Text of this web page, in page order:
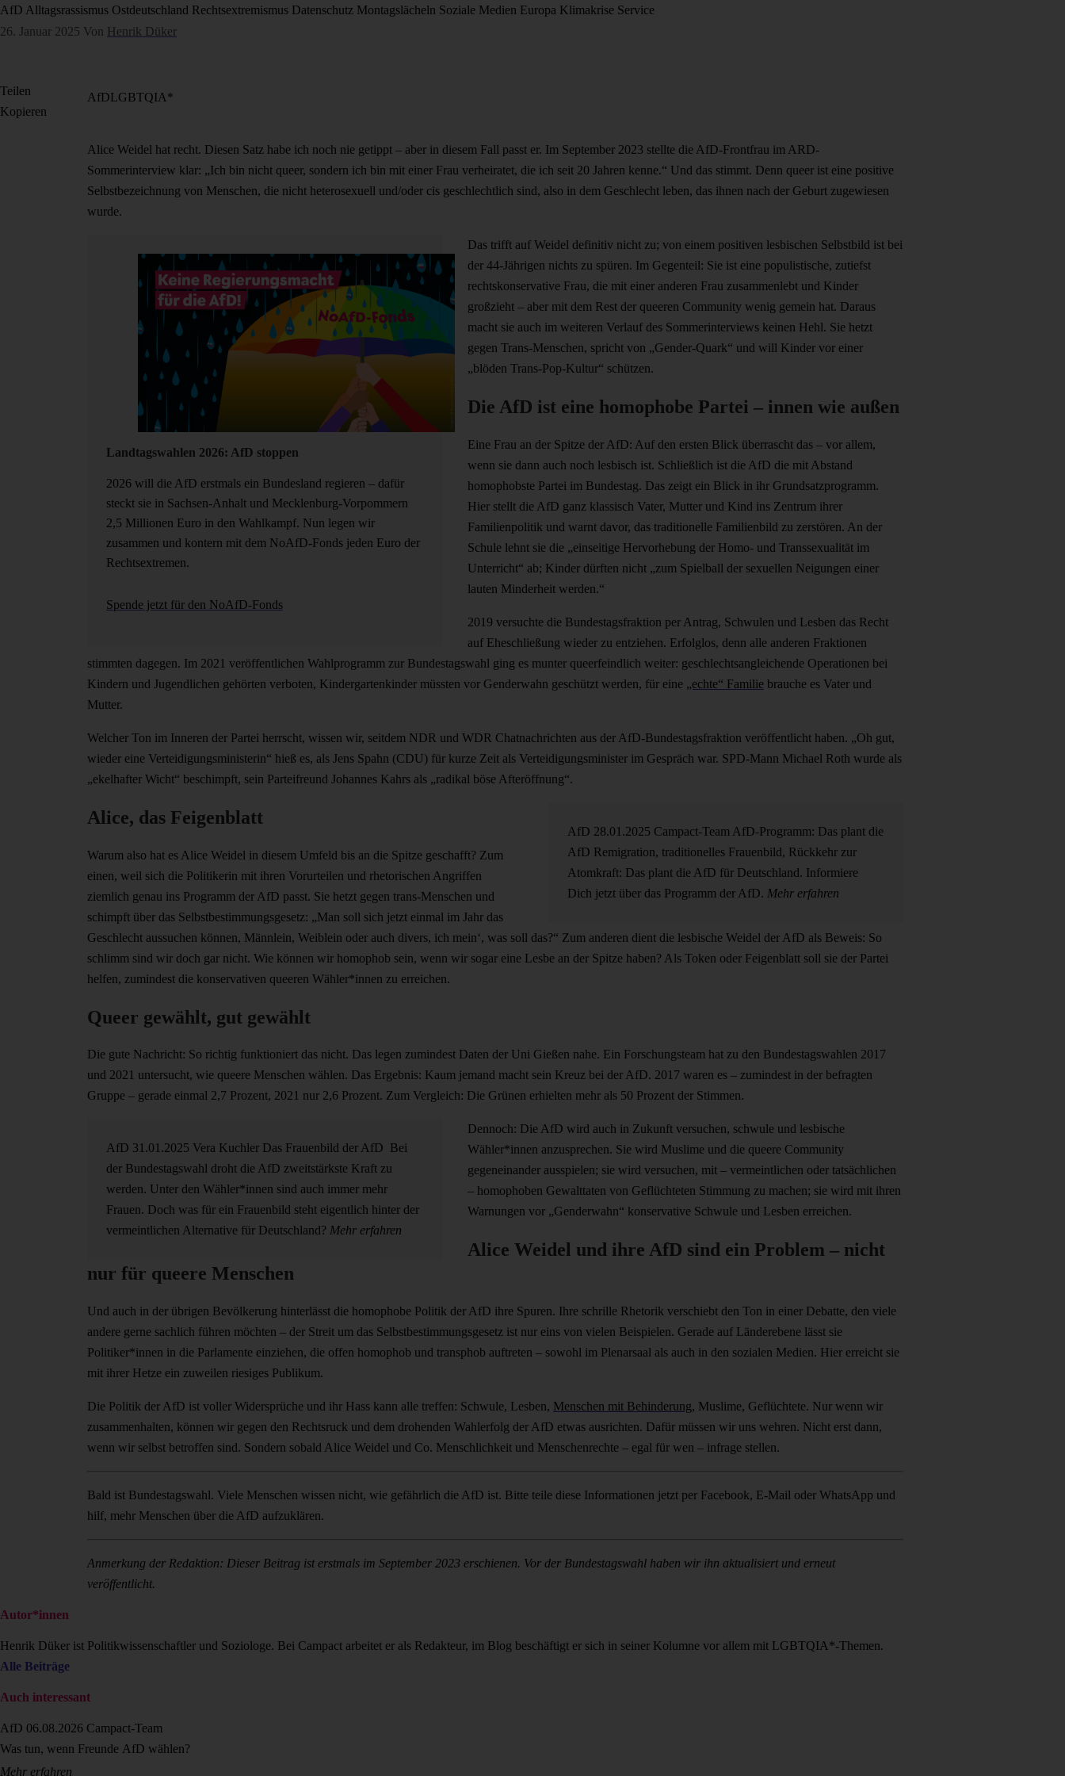
AfD Alltagsrassismus Ostdeutschland Rechtsextremismus Datenschutz Montagslächeln Soziale Medien Europa Klimakrise Service
26. Januar 2025 Von Henrik Düker
AfDLGBTQIA*
Alice Weidel hat recht. Diesen Satz habe ich noch nie getippt – aber in diesem Fall passt er. Im September 2023 stellte die AfD-Frontfrau im ARD-
Sommerinterview klar: „Ich bin nicht queer, sondern ich bin mit einer Frau verheiratet, die ich seit 20 Jahren kenne.“ Und das stimmt. Denn queer ist eine positive
Selbstbezeichnung von Menschen, die nicht heterosexuell und/oder cis geschlechtlich sind, also in dem Geschlecht leben, das ihnen nach der Geburt zugewiesen
wurde.
Landtagswahlen 2026: AfD stoppen
2026 will die AfD erstmals ein Bundesland regieren – dafür
steckt sie in Sachsen-Anhalt und Mecklenburg-Vorpommern
2,5 Millionen Euro in den Wahlkampf. Nun legen wir
zusammen und kontern mit dem NoAfD-Fonds jeden Euro der
Rechtsextremen.
Spende jetzt für den NoAfD-Fonds
Das trifft auf Weidel definitiv nicht zu; von einem positiven lesbischen Selbstbild ist bei
der 44-Jährigen nichts zu spüren. Im Gegenteil: Sie ist eine populistische, zutiefst
rechtskonservative Frau, die mit einer anderen Frau zusammenlebt und Kinder
großzieht – aber mit dem Rest der queeren Community wenig gemein hat. Daraus
macht sie auch im weiteren Verlauf des Sommerinterviews keinen Hehl. Sie hetzt
gegen Trans-Menschen, spricht von „Gender-Quark“ und will Kinder vor einer
„blöden Trans-Pop-Kultur“ schützen.
Die AfD ist eine homophobe Partei – innen wie außen
Eine Frau an der Spitze der AfD: Auf den ersten Blick überrascht das – vor allem,
wenn sie dann auch noch lesbisch ist. Schließlich ist die AfD die mit Abstand
homophobste Partei im Bundestag. Das zeigt ein Blick in ihr Grundsatzprogramm.
Hier stellt die AfD ganz klassisch Vater, Mutter und Kind ins Zentrum ihrer
Familienpolitik und warnt davor, das traditionelle Familienbild zu zerstören. An der
Schule lehnt sie die „einseitige Hervorhebung der Homo- und Transsexualität im
Unterricht“ ab; Kinder dürften nicht „zum Spielball der sexuellen Neigungen einer
lauten Minderheit werden.“
2019 versuchte die Bundestagsfraktion per Antrag, Schwulen und Lesben das Recht
auf Eheschließung wieder zu entziehen. Erfolglos, denn alle anderen Fraktionen
stimmten dagegen. Im 2021 veröffentlichen Wahlprogramm zur Bundestagswahl ging es munter queerfeindlich weiter: geschlechtsangleichende Operationen bei
Kindern und Jugendlichen gehörten verboten, Kindergartenkinder müssten vor Genderwahn geschützt werden, für eine „echte“ Familie brauche es Vater und
Mutter.
Welcher Ton im Inneren der Partei herrscht, wissen wir, seitdem NDR und WDR Chatnachrichten aus der AfD-Bundestagsfraktion veröffentlicht haben. „Oh gut,
wieder eine Verteidigungsministerin“ hieß es, als Jens Spahn (CDU) für kurze Zeit als Verteidigungsminister im Gespräch war. SPD-Mann Michael Roth wurde als
„ekelhafter Wicht“ beschimpft, sein Parteifreund Johannes Kahrs als „radikal böse Afteröffnung“.
AfD 28.01.2025 Campact-Team AfD-Programm: Das plant die
AfD Remigration, traditionelles Frauenbild, Rückkehr zur
Atomkraft: Das plant die AfD für Deutschland. Informiere
Dich jetzt über das Programm der AfD. Mehr erfahren
Alice, das Feigenblatt
Warum also hat es Alice Weidel in diesem Umfeld bis an die Spitze geschafft? Zum
einen, weil sich die Politikerin mit ihren Vorurteilen und rhetorischen Angriffen
ziemlich genau ins Programm der AfD passt. Sie hetzt gegen trans-Menschen und
schimpft über das Selbstbestimmungsgesetz: „Man soll sich jetzt einmal im Jahr das
Geschlecht aussuchen können, Männlein, Weiblein oder auch divers, ich mein‘, was soll das?“ Zum anderen dient die lesbische Weidel der AfD als Beweis: So
schlimm sind wir doch gar nicht. Wie können wir homophob sein, wenn wir sogar eine Lesbe an der Spitze haben? Als Token oder Feigenblatt soll sie der Partei
helfen, zumindest die konservativen queeren Wähler*innen zu erreichen.
Queer gewählt, gut gewählt
Die gute Nachricht: So richtig funktioniert das nicht. Das legen zumindest Daten der Uni Gießen nahe. Ein Forschungsteam hat zu den Bundestagswahlen 2017
und 2021 untersucht, wie queere Menschen wählen. Das Ergebnis: Kaum jemand macht sein Kreuz bei der AfD. 2017 waren es – zumindest in der befragten
Gruppe – gerade einmal 2,7 Prozent, 2021 nur 2,6 Prozent. Zum Vergleich: Die Grünen erhielten mehr als 50 Prozent der Stimmen.
AfD 31.01.2025 Vera Kuchler Das Frauenbild der AfD Bei
der Bundestagswahl droht die AfD zweitstärkste Kraft zu
werden. Unter den Wähler*innen sind auch immer mehr
Frauen. Doch was für ein Frauenbild steht eigentlich hinter der
vermeintlichen Alternative für Deutschland? Mehr erfahren
Dennoch: Die AfD wird auch in Zukunft versuchen, schwule und lesbische
Wähler*innen anzusprechen. Sie wird Muslime und die queere Community
gegeneinander ausspielen; sie wird versuchen, mit – vermeintlichen oder tatsächlichen
– homophoben Gewalttaten von Geflüchteten Stimmung zu machen; sie wird mit ihren
Warnungen vor „Genderwahn“ konservative Schwule und Lesben erreichen.
Alice Weidel und ihre AfD sind ein Problem – nicht
nur für queere Menschen
Und auch in der übrigen Bevölkerung hinterlässt die homophobe Politik der AfD ihre Spuren. Ihre schrille Rhetorik verschiebt den Ton in einer Debatte, den viele
andere gerne sachlich führen möchten – der Streit um das Selbstbestimmungsgesetz ist nur eins von vielen Beispielen. Gerade auf Länderebene lässt sie
Politiker*innen in die Parlamente einziehen, die offen homophob und transphob auftreten – sowohl im Plenarsaal als auch in den sozialen Medien. Hier erreicht sie
mit ihrer Hetze ein zuweilen riesiges Publikum.
Die Politik der AfD ist voller Widersprüche und ihr Hass kann alle treffen: Schwule, Lesben, Menschen mit Behinderung, Muslime, Geflüchtete. Nur wenn wir
zusammenhalten, können wir gegen den Rechtsruck und dem drohenden Wahlerfolg der AfD etwas ausrichten. Dafür müssen wir uns wehren. Nicht erst dann,
wenn wir selbst betroffen sind. Sondern sobald Alice Weidel und Co. Menschlichkeit und Menschenrechte – egal für wen – infrage stellen.
Bald ist Bundestagswahl. Viele Menschen wissen nicht, wie gefährlich die AfD ist. Bitte teile diese Informationen jetzt per Facebook, E-Mail oder WhatsApp und
hilf, mehr Menschen über die AfD aufzuklären.
Anmerkung der Redaktion: Dieser Beitrag ist erstmals im September 2023 erschienen. Vor der Bundestagswahl haben wir ihn aktualisiert und erneut
veröffentlicht.
Teilen
Kopieren
Autor*innen
Henrik Düker ist Politikwissenschaftler und Soziologe. Bei Campact arbeitet er als Redakteur, im Blog beschäftigt er sich in seiner Kolumne vor allem mit LGBTQIA*-Themen.
Alle Beiträge
Auch interessant
AfD 06.08.2026 Campact-Team
Was tun, wenn Freunde AfD wählen?
Mehr erfahren